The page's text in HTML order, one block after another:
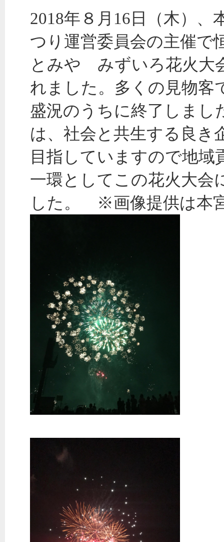
2018年８月16日（木）、
つり運営委員会の主催で
とみや みずいろ花火大
れました。多くの見物客
盛況のうちに終了しまし
は、社会と共生する良き
目指していますので地域
一環としてこの花火大会
した。 ※画像提供は本